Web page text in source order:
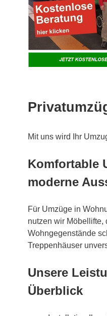
Mit uns wird Ihr
Komfortable
moderne
Für Umzüge in
nutzen wir Möbellifte,
Wohngegenstände
Treppenhäuser
Unsere
Überblick